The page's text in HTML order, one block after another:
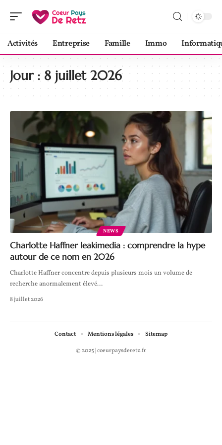
Activités Entreprise Famille Immo
Jour : 8 juillet 2026
NEWS
Charlotte Haffner leakimedia : comprendre la hype
autour de ce nom en 2026
Charlotte Haffner concentre depuis plusieurs mois un volume de
recherche anormalement élevé…
8 juillet 2026
© 2025 | coeurpaysderetz.fr
Contact Mentions légales Sitemap